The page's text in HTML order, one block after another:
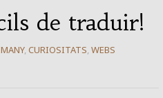
de traduir!
, CURIOSITATS, WEBS